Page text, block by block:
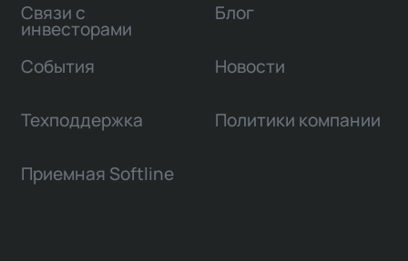
Связи с
инвесторами
Блог
События Новости
Техподдержка Политики компании
Приемная Softline